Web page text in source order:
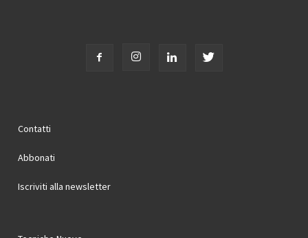
Contatti
Abbonati
Iscriviti alla newsletter